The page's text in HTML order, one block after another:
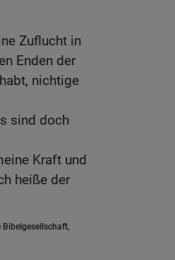
Zuflucht in
Enden der
nichtige
sind doch
Kraft und
heiße der